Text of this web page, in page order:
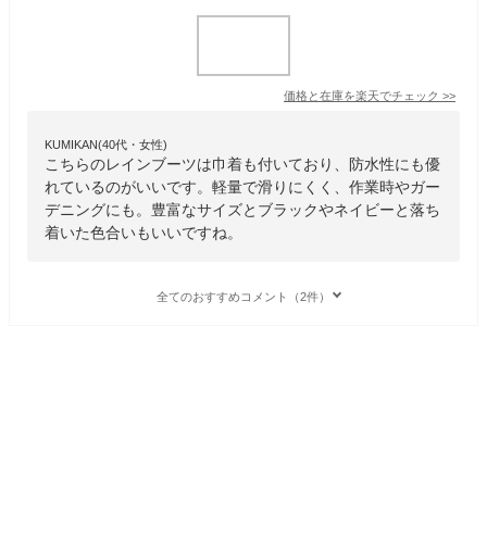
価格と在庫を楽天でチェック >>
KUMIKAN(40代・女性)
こちらのレインブーツは巾着も付いており、防水性にも優
れているのがいいです。軽量で滑りにくく、作業時やガー
デニングにも。豊富なサイズとブラックやネイビーと落ち
着いた色合いもいいですね。
全てのおすすめコメント（2件）